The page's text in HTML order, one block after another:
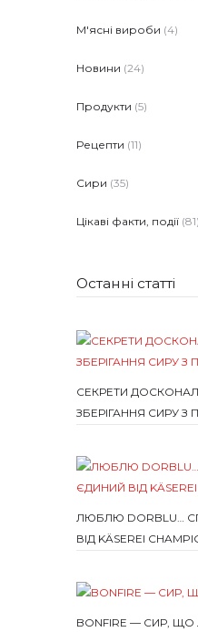
М'ясні вироби (4)
Новини (24)
Продукти (5)
Рецепти (11)
Сири (35)
Цікаві факти, події (81)
Останні статті
СЕКРЕТИ
ЗБЕРІГАННЯ СИРУ З
ЛЮБЛЮ DORBLU…
ВІД KÄSEREI
BONFIRE — СИР,